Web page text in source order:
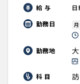
給 与 日
勤務日 月
勤務地
科 目